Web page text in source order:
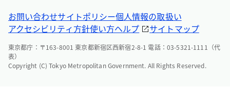
お問い合わせサイトポリシー個人情報の取扱い
アクセシビリティ方針使い方ヘルプ サイトマップ
東京都庁：〒163-8001 東京都新宿区西新宿2-8-1 電話：03-5321-1111（代
表）
Copyright (C) Tokyo Metropolitan Government. All Rights Reserved.